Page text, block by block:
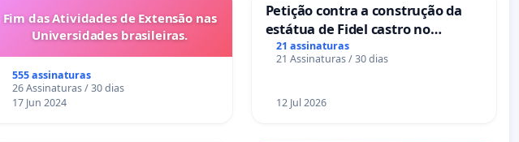
Fim das Atividades de Extensão nas
Universidades brasileiras.
555 assinaturas
26 Assinaturas / 30 dias
17 Jun 2024
Petição contra a construção da
estátua de Fidel castro no
mirante do Caju
21 assinaturas
21 Assinaturas / 30 dias
12 Jul 2026